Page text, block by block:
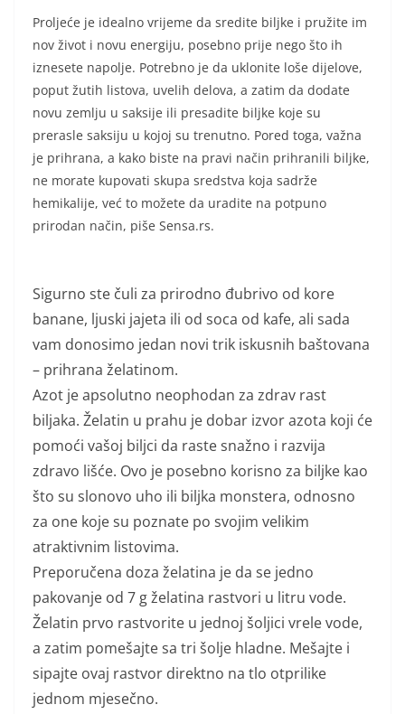
Proljeće je idealno vrijeme da sredite biljke i pružite im
nov život i novu energiju, posebno prije nego što ih
iznesete napolje. Potrebno je da uklonite loše dijelove,
poput žutih listova, uvelih delova, a zatim da dodate
novu zemlju u saksije ili presadite biljke koje su
prerasle saksiju u kojoj su trenutno. Pored toga, važna
je prihrana, a kako biste na pravi način prihranili biljke,
ne morate kupovati skupa sredstva koja sadrže
hemikalije, već to možete da uradite na potpuno
prirodan način, piše Sensa.rs.
Sigurno ste čuli za prirodno đubrivo od kore
banane, ljuski jajeta ili od soca od kafe, ali sada
vam donosimo jedan novi trik iskusnih baštovana
– prihrana želatinom.
Azot je apsolutno neophodan za zdrav rast
biljaka. Želatin u prahu je dobar izvor azota koji će
pomoći vašoj biljci da raste snažno i razvija
zdravo lišće. Ovo je posebno korisno za biljke kao
što su slonovo uho ili biljka monstera, odnosno
za one koje su poznate po svojim velikim
atraktivnim listovima.
Preporučena doza želatina je da se jedno
pakovanje od 7 g želatina rastvori u litru vode.
Želatin prvo rastvorite u jednoj šoljici vrele vode,
a zatim pomešajte sa tri šolje hladne. Mešajte i
sipajte ovaj rastvor direktno na tlo otprilike
jednom mjesečno.